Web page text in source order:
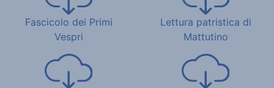
Fascicolo dei Primi
Vespri
Lettura patristica di
Mattutino